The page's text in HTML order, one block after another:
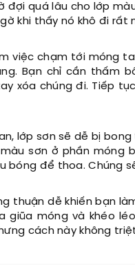
đợi quá lâu cho lớp
khi thấy nó khô đi rất
việc chạm tới móng
Bạn chỉ cần thấm
xóa chúng đi. Tiếp
lớp sơn sẽ dễ bị
sơn ở phần móng
bóng để thoa. Chúng
thuận dễ khiến bạn
giũa móng và khéo
cách này không